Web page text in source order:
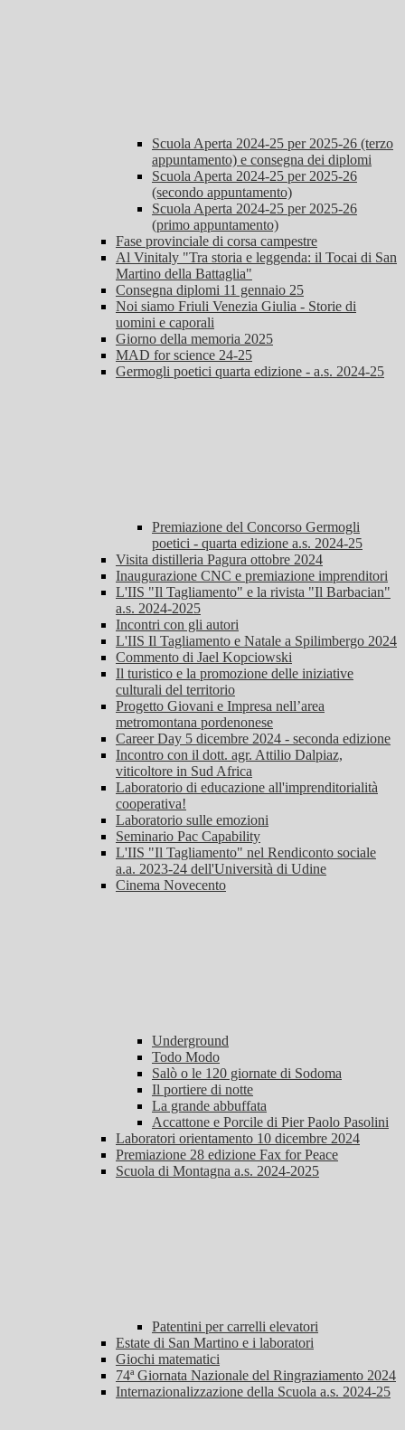
Scuola Aperta 2024-25 per 2025-26 (terzo
appuntamento) e consegna dei diplomi
Scuola Aperta 2024-25 per 2025-26
(secondo appuntamento)
Scuola Aperta 2024-25 per 2025-26
(primo appuntamento)
Fase provinciale di corsa campestre
Al Vinitaly "Tra storia e leggenda: il Tocai di San
Martino della Battaglia"
Consegna diplomi 11 gennaio 25
Noi siamo Friuli Venezia Giulia - Storie di
uomini e caporali
Giorno della memoria 2025
MAD for science 24-25
Germogli poetici quarta edizione - a.s. 2024-25
Premiazione del Concorso Germogli
poetici - quarta edizione a.s. 2024-25
Visita distilleria Pagura ottobre 2024
Inaugurazione CNC e premiazione imprenditori
L'IIS "Il Tagliamento" e la rivista "Il Barbacian"
a.s. 2024-2025
Incontri con gli autori
L'IIS Il Tagliamento e Natale a Spilimbergo 2024
Commento di Jael Kopciowski
Il turistico e la promozione delle iniziative
culturali del territorio
Progetto Giovani e Impresa nell’area
metromontana pordenonese
Career Day 5 dicembre 2024 - seconda edizione
Incontro con il dott. agr. Attilio Dalpiaz,
viticoltore in Sud Africa
Laboratorio di educazione all'imprenditorialità
cooperativa!
Laboratorio sulle emozioni
Seminario Pac Capability
L'IIS "Il Tagliamento" nel Rendiconto sociale
a.a. 2023-24 dell'Università di Udine
Cinema Novecento
Underground
Todo Modo
Salò o le 120 giornate di Sodoma
Il portiere di notte
La grande abbuffata
Accattone e Porcile di Pier Paolo Pasolini
Laboratori orientamento 10 dicembre 2024
Premiazione 28 edizione Fax for Peace
Scuola di Montagna a.s. 2024-2025
Patentini per carrelli elevatori
Estate di San Martino e i laboratori
Giochi matematici
74ª Giornata Nazionale del Ringraziamento 2024
Internazionalizzazione della Scuola a.s. 2024-25